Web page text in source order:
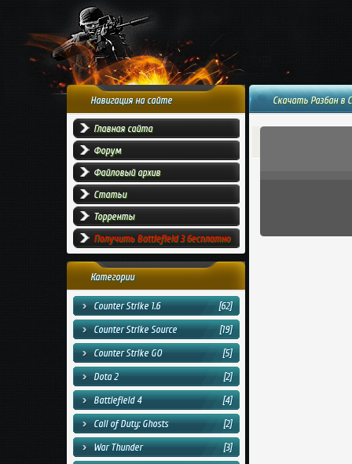
Навигация на сайте
Главная сайта
Форум
Файловый архив
Статьи
Торренты
Получить Battlefield 3 бесплатно
Категории
Counter Strike 1.6
[62]
Counter Strike Source
[19]
Counter Strike GO
[5]
Dota 2
[2]
Battlefield 4
[4]
Call of Duty: Ghosts
[2]
War Thunder
[3]
Скачать Разбан в